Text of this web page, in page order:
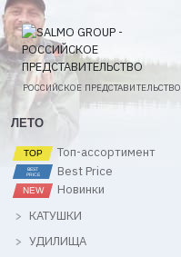
РОССИЙСКОЕ ПРЕДСТАВИТЕЛЬСТВО
ЛЕТО
Топ-ассортимент
Best Price
Новинки
КАТУШКИ
УДИЛИЩА